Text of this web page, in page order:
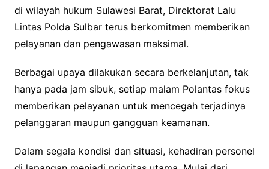
di wilayah hukum Sulawesi Barat, Direktorat Lalu
Lintas Polda Sulbar terus berkomitmen memberikan
pelayanan dan pengawasan maksimal.
Berbagai upaya dilakukan secara berkelanjutan, tak
hanya pada jam sibuk, setiap malam Polantas fokus
memberikan pelayanan untuk mencegah terjadinya
pelanggaran maupun gangguan keamanan.
Dalam segala kondisi dan situasi, kehadiran personel